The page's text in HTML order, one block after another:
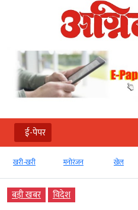
ई-पेपर
खरी-खरी मनोरंजन खेल
बड़ी खबर विदेश